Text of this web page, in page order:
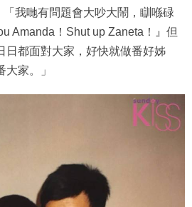
我哋有問題會大吵大鬧，瞓喺碌
Amanda！Shut up Zaneta！』但
日都面對大家，好快就做番好姊
家。」